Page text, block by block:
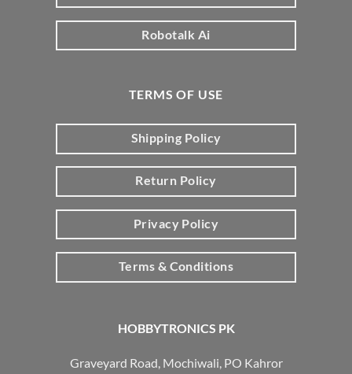
HOBBYTRONICS PK
Graveyard Road, Mochiwali, PO Kahror
Robotalk Ai
TERMS OF USE
Shipping Policy
Return Policy
Privacy Policy
Terms & Conditions